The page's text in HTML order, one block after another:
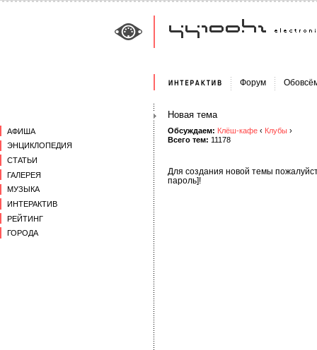
АФИША
ЭНЦИКЛОПЕДИЯ
СТАТЬИ
ГАЛЕРЕЯ
МУЗЫКА
ИНТЕРАКТИВ
РЕЙТИНГ
ГОРОДА
Форум
Новая тема
Обсуждаем: Клёш-кафе ‹ Клубы ›
Всего тем: 11178
Для создания новой темы
пароль]!